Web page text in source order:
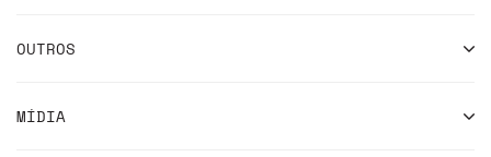
OUTROS
MÍDIA